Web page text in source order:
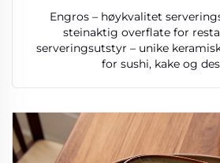
Engros – høykvalitet
steinaktig overflate for
serveringsutstyr – unike
for sushi, kake og